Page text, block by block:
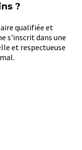
?
qualifiée et
s'inscrit dans une
et respectueuse